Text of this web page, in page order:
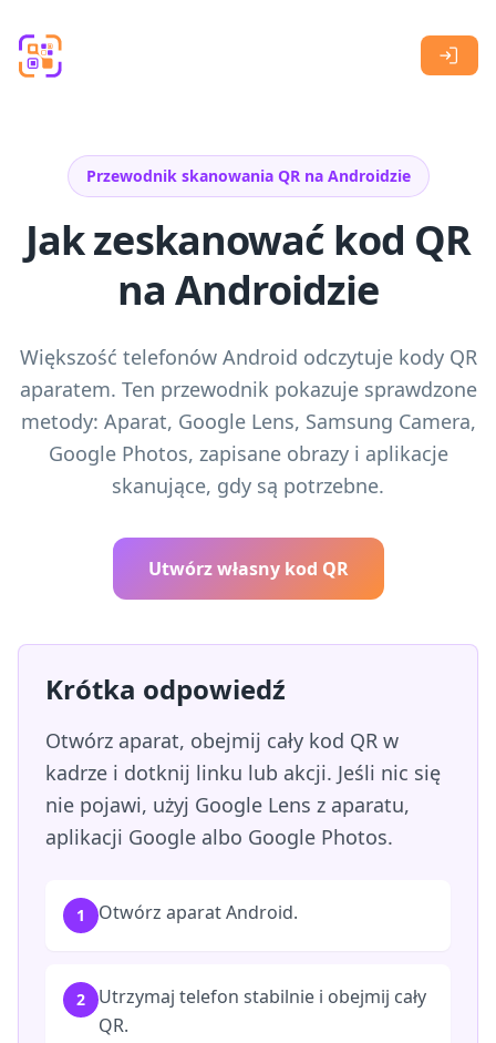
Przewodnik skanowania QR na Androidzie
Jak zeskanować kod QR
na Androidzie
Większość telefonów Android odczytuje kody QR
aparatem. Ten przewodnik pokazuje sprawdzone
metody: Aparat, Google Lens, Samsung Camera,
Google Photos, zapisane obrazy i aplikacje
skanujące, gdy są potrzebne.
Utwórz własny kod QR
Krótka odpowiedź
Otwórz aparat, obejmij cały kod QR w
kadrze i dotknij linku lub akcji. Jeśli nic się
nie pojawi, użyj Google Lens z aparatu,
aplikacji Google albo Google Photos.
1 Otwórz aparat Android.
2
Utrzymaj telefon stabilnie i obejmij cały
QR.